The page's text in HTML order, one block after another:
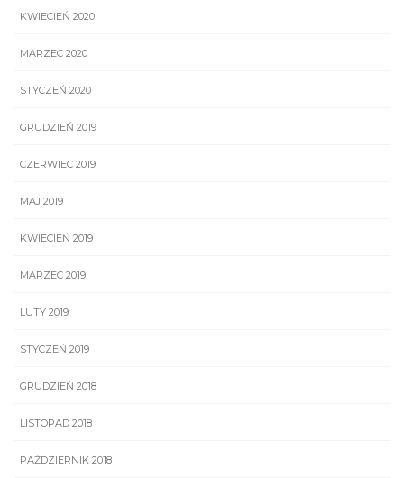
KWIECIEŃ 2020
MARZEC 2020
STYCZEŃ 2020
GRUDZIEŃ 2019
CZERWIEC 2019
MAJ 2019
KWIECIEŃ 2019
MARZEC 2019
LUTY 2019
STYCZEŃ 2019
GRUDZIEŃ 2018
LISTOPAD 2018
PAŹDZIERNIK 2018